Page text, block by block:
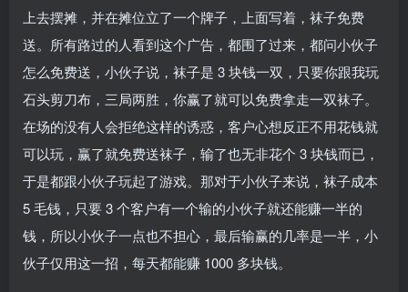
上去摆摊，并在摊位立了一个牌子，上面写着，袜子免费
送。所有路过的人看到这个广告，都围了过来，都问小伙子
怎么免费送，小伙子说，袜子是 3 块钱一双，只要你跟我玩
石头剪刀布，三局两胜，你赢了就可以免费拿走一双袜子。
在场的没有人会拒绝这样的诱惑，客户心想反正不用花钱就
可以玩，赢了就免费送袜子，输了也无非花个 3 块钱而已，
于是都跟小伙子玩起了游戏。那对于小伙子来说，袜子成本
5 毛钱，只要 3 个客户有一个输的小伙子就还能赚一半的
钱，所以小伙子一点也不担心，最后输赢的几率是一半，小
伙子仅用这一招，每天都能赚 1000 多块钱。